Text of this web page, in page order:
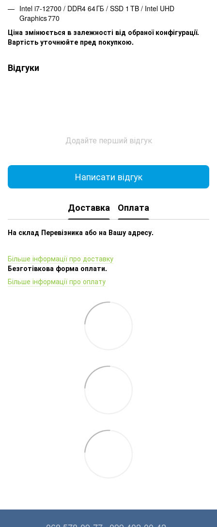
Intel i7‑12700 / DDR4 64 ГБ / SSD 1 TB / Intel UHD
Graphics 770
Ціна змінюється в залежності від обраної конфігурації.
Вартість уточнюйте пред покупкою.
Відгуки
Додайте перший відгук
Написати відгук
Доставка Оплата
На склад Перевізника або на Вашу адресу.
Більше інформації про доставку
Безготівкова форма оплати.
Більше інформації про оплату